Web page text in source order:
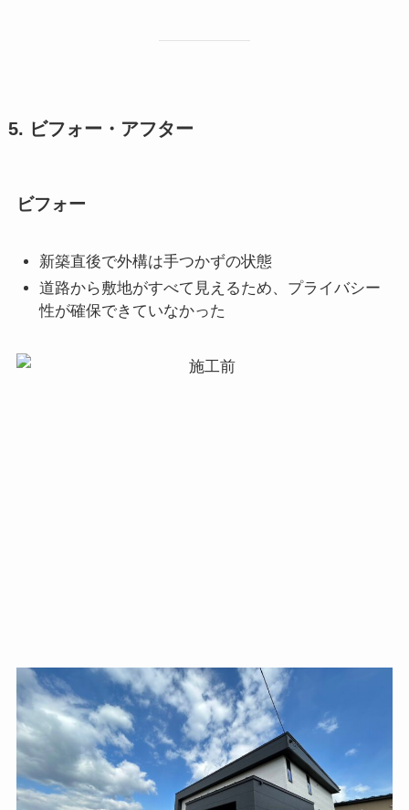
5. ビフォー・アフター
ビフォー
新築直後で外構は手つかずの状態
道路から敷地がすべて見えるため、プライバシー
性が確保できていなかった